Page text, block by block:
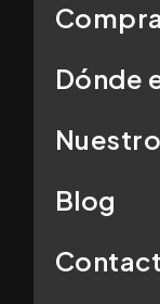
Dónde
Blog